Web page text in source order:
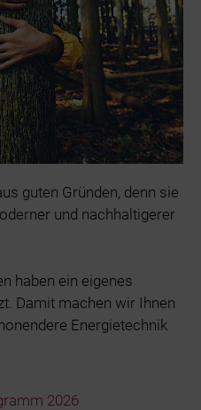
guten Gründen, denn sie
und nachhaltigerer
haben ein eigenes
Damit machen wir Ihnen
Energietechnik
2026